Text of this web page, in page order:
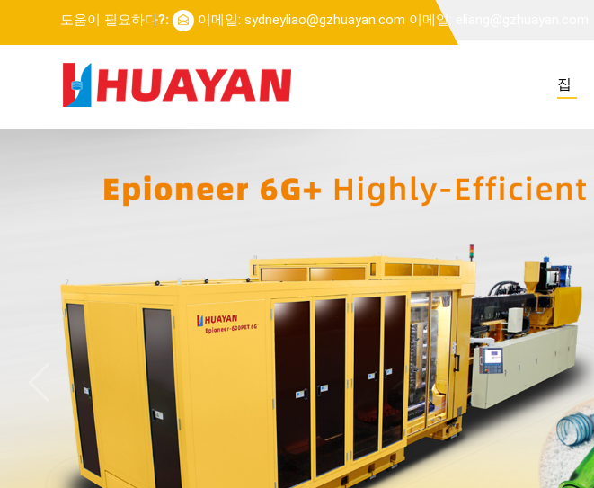
도움이 필요하다?: 이메일: sydneyliao@gzhuayan.com 이메일: eliang@gzhuayan.com
집